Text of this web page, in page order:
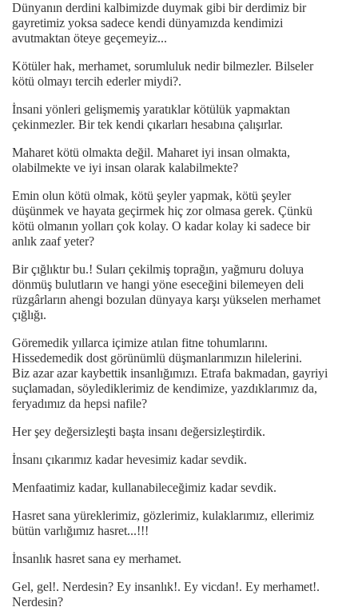
Dünyanın derdini kalbimizde duymak gibi bir derdimiz bir
gayretimiz yoksa sadece kendi dünyamızda kendimizi
avutmaktan öteye geçemeyiz...
Kötüler hak, merhamet, sorumluluk nedir bilmezler. Bilseler
kötü olmayı tercih ederler miydi?.
İnsani yönleri gelişmemiş yaratıklar kötülük yapmaktan
çekinmezler. Bir tek kendi çıkarları hesabına çalışırlar.
Maharet kötü olmakta değil. Maharet iyi insan olmakta,
olabilmekte ve iyi insan olarak kalabilmekte?
Emin olun kötü olmak, kötü şeyler yapmak, kötü şeyler
düşünmek ve hayata geçirmek hiç zor olmasa gerek. Çünkü
kötü olmanın yolları çok kolay. O kadar kolay ki sadece bir
anlık zaaf yeter?
Bir çığlıktır bu.! Suları çekilmiş toprağın, yağmuru doluya
dönmüş bulutların ve hangi yöne eseceğini bilemeyen deli
rüzgârların ahengi bozulan dünyaya karşı yükselen merhamet
çığlığı.
Göremedik yıllarca içimize atılan fitne tohumlarını.
Hissedemedik dost görünümlü düşmanlarımızın hilelerini.
Biz azar azar kaybettik insanlığımızı. Etrafa bakmadan, gayriyi
suçlamadan, söylediklerimiz de kendimize, yazdıklarımız da,
feryadımız da hepsi nafile?
Her şey değersizleşti başta insanı değersizleştirdik.
İnsanı çıkarımız kadar hevesimiz kadar sevdik.
Menfaatimiz kadar, kullanabileceğimiz kadar sevdik.
Hasret sana yüreklerimiz, gözlerimiz, kulaklarımız, ellerimiz
bütün varlığımız hasret...!!!
İnsanlık hasret sana ey merhamet.
Gel, gel!. Nerdesin? Ey insanlık!. Ey vicdan!. Ey merhamet!.
Nerdesin?